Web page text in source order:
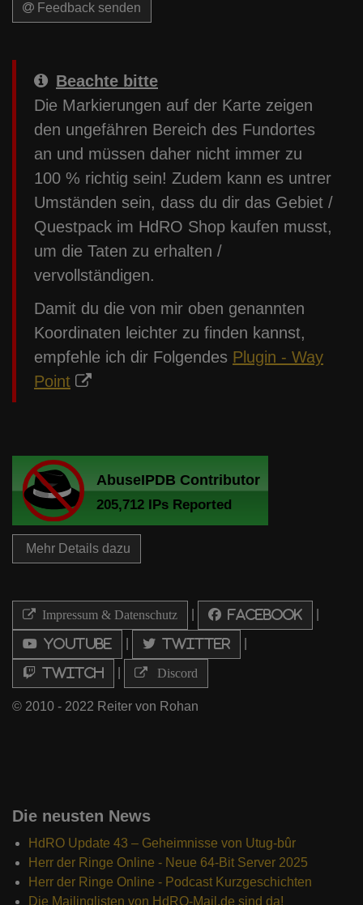
Feedback senden
Beachte bitte
Die Markierungen auf der Karte zeigen
den ungefähren Bereich des Fundortes
an und müssen daher nicht immer zu
100 % richtig sein! Zudem kann es untrer
Umständen sein, dass du dir das Gebiet /
Questpack im HdRO Shop kaufen musst,
um die Taten zu erhalten /
vervollständigen.
Damit du die von mir oben genannten
Koordinaten leichter zu finden kannst,
empfehle ich dir Folgendes Plugin - Way
Point
Mehr Details dazu
Impressum & Datenschutz Facebook
Youtube Twitter
Twitch Discord
© 2010 - 2022 Reiter von Rohan
Die neusten News
HdRO Update 43 – Geheimnisse von Utug-bûr
Herr der Ringe Online - Neue 64-Bit Server 2025
Herr der Ringe Online - Podcast Kurzgeschichten
Die Mailinglisten von HdRO-Mail.de sind da!